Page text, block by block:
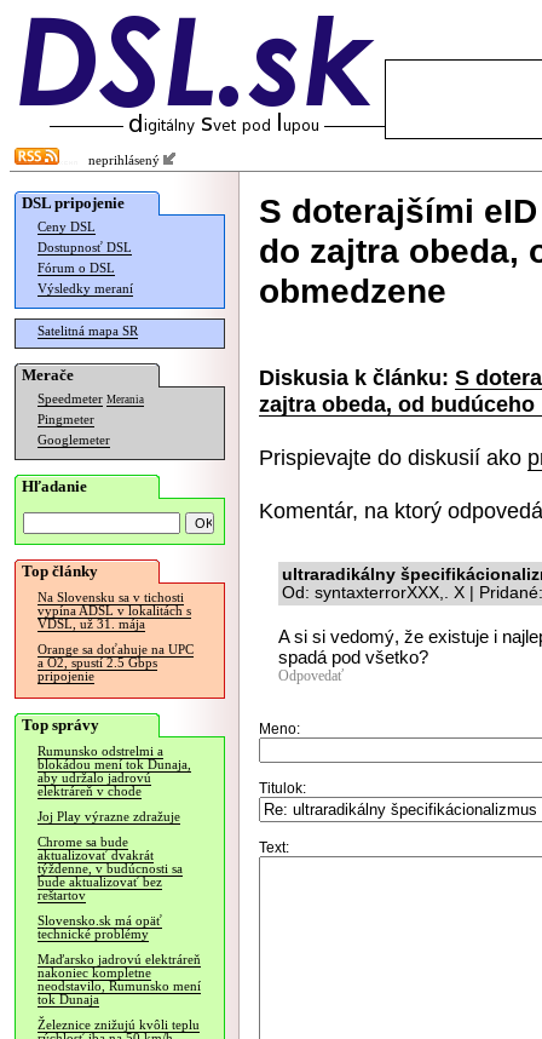
neprihlásený
DSL pripojenie
Ceny DSL
Dostupnosť DSL
Fórum o DSL
Výsledky meraní
Satelitná mapa SR
Merače
Speedmeter Merania
Pingmeter
Googlemeter
Hľadanie
Top články
Na Slovensku sa v tichosti
vypína ADSL v lokalitách s
VDSL, už 31. mája
Orange sa doťahuje na UPC
a O2, spustí 2.5 Gbps
pripojenie
Top správy
Rumunsko odstrelmi a
blokádou mení tok Dunaja,
aby udržalo jadrovú
elektráreň v chode
Joj Play výrazne zdražuje
Chrome sa bude
aktualizovať dvakrát
týždenne, v budúcnosti sa
bude aktualizovať bez
reštartov
Slovensko.sk má opäť
technické problémy
Maďarsko jadrovú elektráreň
nakoniec kompletne
neodstavilo, Rumunsko mení
tok Dunaja
Železnice znižujú kvôli teplu
S doterajšími
do zajtra obeda,
obmedzene
Diskusia k článku: S
zajtra obeda, od
Prispievajte do diskusií ako
Komentár, na ktorý
ultraradikálny
Od: syntaxterrorXXX,. X |
A si si vedomý, že existuje i
spadá pod všetko?
Odpovedať
Meno:
Titulok:
Text: